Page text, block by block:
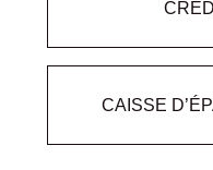
CAISSE